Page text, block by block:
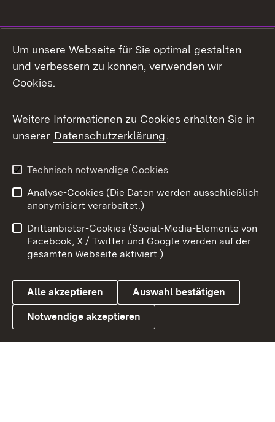
Facebook
X / Twitter
Youtube
Link zum Landesportal
Impressum
Kontakt
Barrierefreiheit
Datenschutz
Cookies
Um unsere Webseite für Sie optimal gestalten
und verbessern zu können, verwenden wir
Cookies.
Weitere Informationen zu Cookies erhalten Sie in
unserer Datenschutzerklärung.
Technisch notwendige Cookies
Analyse-Cookies (Die Daten werden ausschließlich
anonymisiert verarbeitet.)
Drittanbieter-Cookies (Social-Media-Elemente von
Facebook, X / Twitter und Google werden auf der
gesamten Webseite aktiviert.)
Alle akzeptieren Auswahl bestätigen
Notwendige akzeptieren